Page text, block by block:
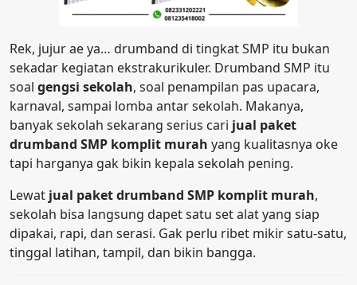
Rek, jujur ae ya… drumband di tingkat SMP itu bukan
sekadar kegiatan ekstrakurikuler. Drumband SMP itu
soal gengsi sekolah, soal penampilan pas upacara,
karnaval, sampai lomba antar sekolah. Makanya,
banyak sekolah sekarang serius cari jual paket
drumband SMP komplit murah yang kualitasnya oke
tapi harganya gak bikin kepala sekolah pening.
Lewat jual paket drumband SMP komplit murah,
sekolah bisa langsung dapet satu set alat yang siap
dipakai, rapi, dan serasi. Gak perlu ribet mikir satu-satu,
tinggal latihan, tampil, dan bikin bangga.